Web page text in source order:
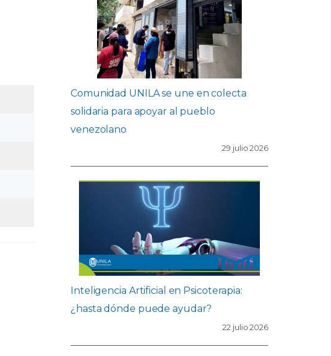
Comunidad UNILA se une en colecta
solidaria para apoyar al pueblo
venezolano
29 julio 2026
Inteligencia Artificial en Psicoterapia:
¿hasta dónde puede ayudar?
22 julio 2026